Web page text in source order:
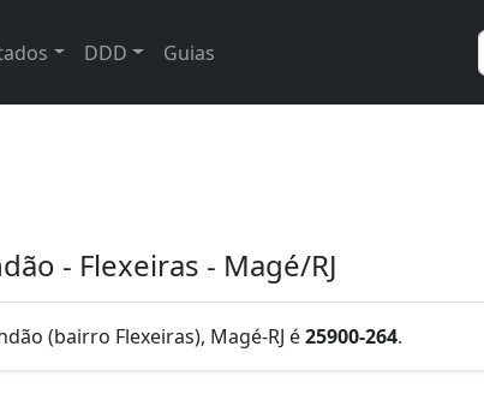
DDD Guias
- Flexeiras - Magé/RJ
(bairro Flexeiras), Magé-RJ é25900-264.